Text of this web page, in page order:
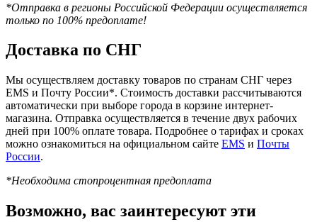
*Отправка в регионы Российской Федерации осуществляется
только по 100% предоплате!
Доставка по СНГ
Мы осуществляем доставку товаров по странам СНГ через
EMS и Почту России*. Стоимость доставки рассчитываются
автоматически при выборе города в корзине интернет-
магазина. Отправка осуществляется в течение двух рабочих
дней при 100% оплате товара. Подробнее о тарифах и сроках
можно ознакомиться на официальном сайте EMS и Почты
России.
*Необходима стопроцентная предоплата
Возможно, вас заинтересуют эти